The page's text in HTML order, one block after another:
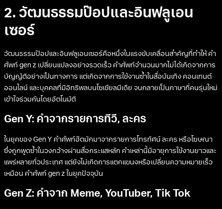
2. วัฒนธรรมป๊อปและอินฟลูเอน
เซอร์
วัฒนธรรมป๊อปและอินฟลูเอนเซอร์คือหนึ่งในแรงขับเคลื่อนสำคัญที่ทำให้ คํา
ศัพท์ gen z เปลี่ยนแปลงอย่างรวดเร็ว คำศัพท์จำนวนมากไม่ได้เกิดจากการ
บัญญัติอย่างเป็นทางการ แต่เกิดจากการใช้งานซ้ำในสื่อบันเทิง คอนเทนต์
ออนไลน์ และบุคคลที่มีอิทธิพลบนโซเชียลมีเดีย จนกลายเป็นภาษาที่คนรุ่นใหม่
เข้าใจร่วมกันโดยอัตโนมัติ
Gen Y: คำจากรายการทีวี, ละคร
ในยุคของ Gen Y คำศัพท์ฮิตมักมาจากรายการโทรทัศน์ ละคร หรือโฆษณา
ซึ่งถูกพูดซ้ำในวงกว้างผ่านสื่อกระแสหลัก คำเหล่านี้มีอายุการใช้งานยาวและ
แพร่หลายทั่วประเทศ แต่ยังไม่เกิดการแตกแขนงหรือเปลี่ยนความหมายเร็ว
เหมือน คําศัพท์ gen z ในยุคปัจจุบัน
Gen Z: คำจาก Meme, YouTuber, Tik Tok